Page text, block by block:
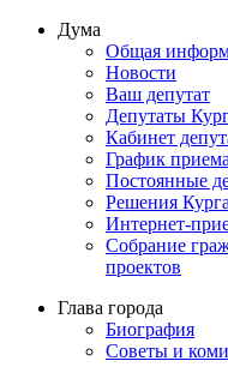
Дума
Общая
Новости
Ваш депутат
Депутаты
Кабинет
График
Постоянные
Решения
Интернет-
Собрание
проектов
Глава города
Биография
Советы и